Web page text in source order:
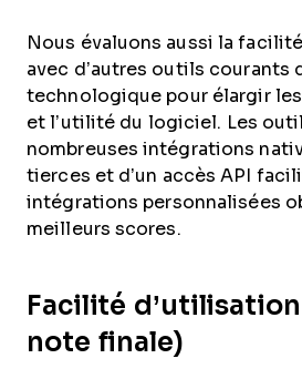
Nous évaluons aussi la
avec d’autres outils courants
technologique pour élargir
et l’utilité du logiciel. Les
nombreuses intégrations
tierces et d’un accès API
intégrations personnalisées
meilleurs scores.
Facilité d’utilisation
note finale)